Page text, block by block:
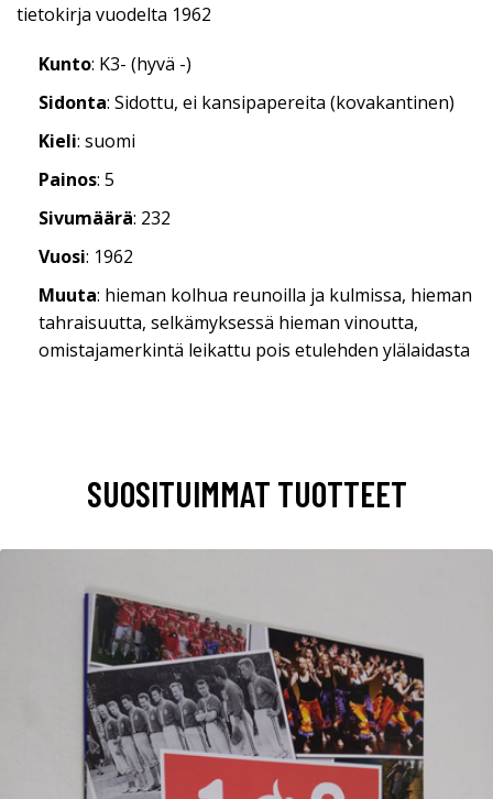
tietokirja vuodelta 1962
Kunto: K3- (hyvä -)
Sidonta: Sidottu, ei kansipapereita (kovakantinen)
Kieli: suomi
Painos: 5
Sivumäärä: 232
Vuosi: 1962
Muuta: hieman kolhua reunoilla ja kulmissa, hieman
tahraisuutta, selkämyksessä hieman vinoutta,
omistajamerkintä leikattu pois etulehden ylälaidasta
SUOSITUIMMAT TUOTTEET